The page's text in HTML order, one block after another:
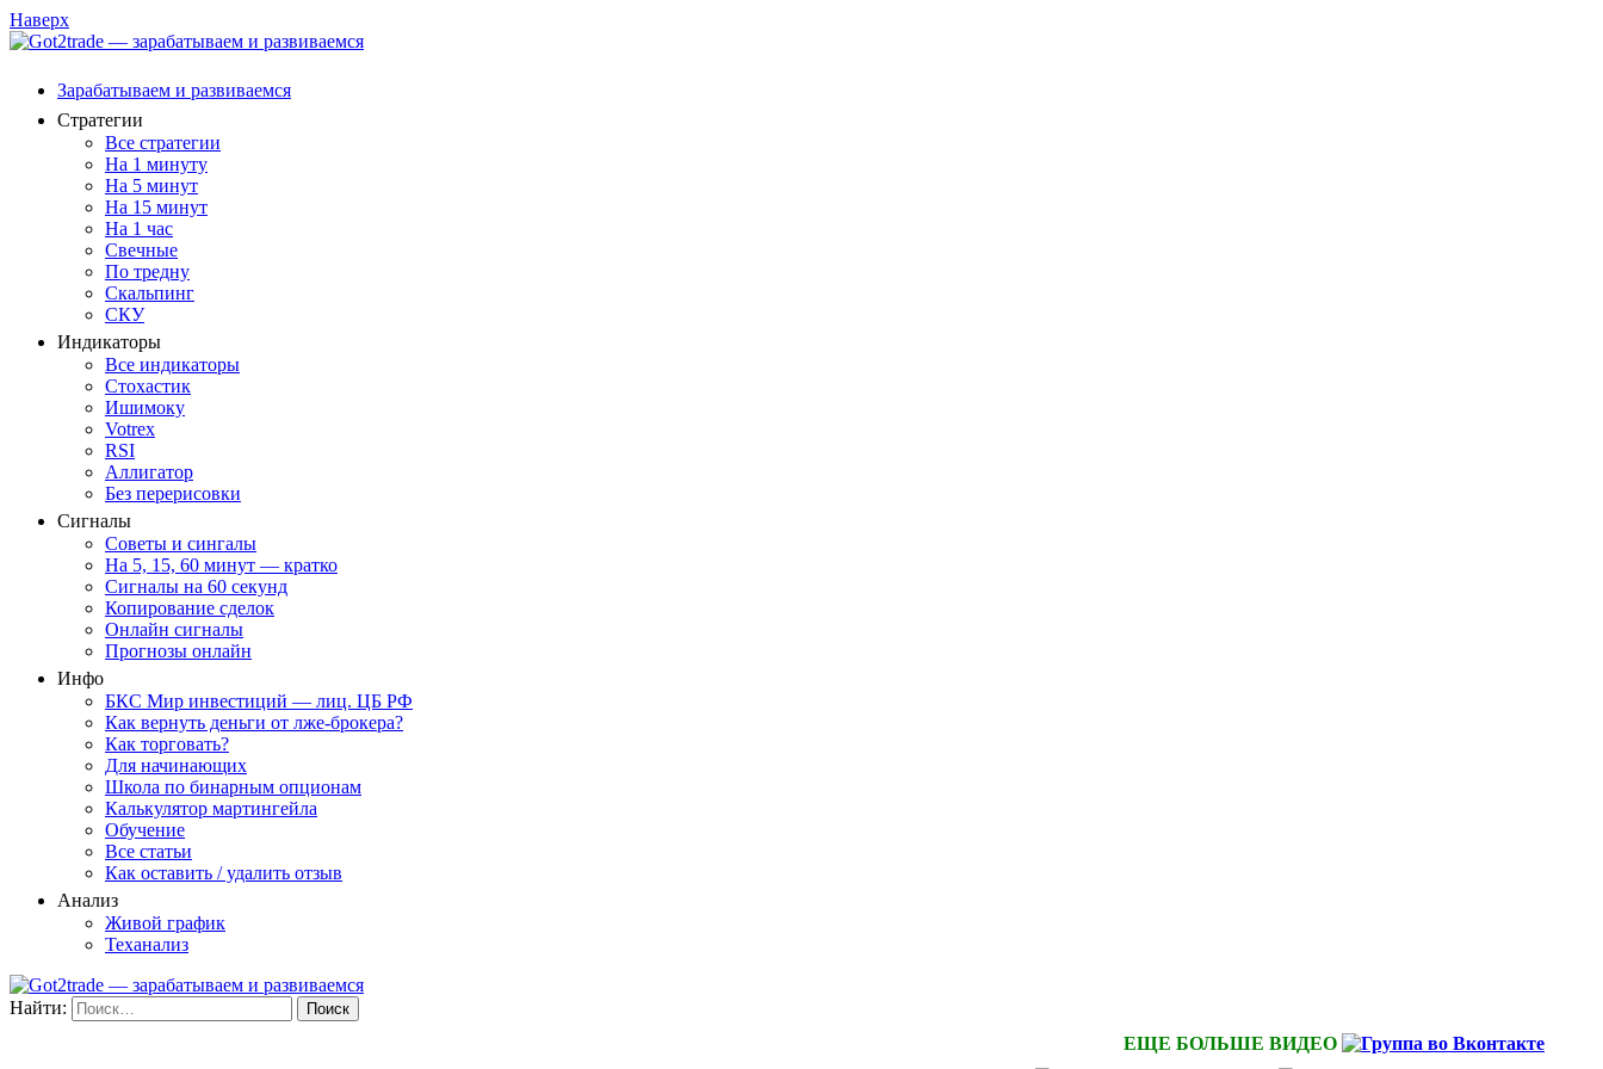
Наверх
Зарабатываем и развиваемся
Стратегии
Все стратегии
На 1 минуту
На 5 минут
На 15 минут
На 1 час
Свечные
По тредну
Скальпинг
СКУ
Индикаторы
Все индикаторы
Стохастик
Ишимоку
Votrex
RSI
Аллигатор
Без перерисовки
Сигналы
Советы и сингалы
На 5, 15, 60 минут — кратко
Сигналы на 60 секунд
Копирование сделок
Онлайн сигналы
Прогнозы онлайн
Инфо
БКС Мир инвестиций — лиц. ЦБ РФ
Как вернуть деньги от лже-брокера?
Как торговать?
Для начинающих
Школа по бинарным опционам
Калькулятор мартингейла
Обучение
Все статьи
Как оставить / удалить отзыв
Анализ
Живой график
Теханализ
Найти:
ЕЩЕ БОЛЬШЕ ВИДЕО